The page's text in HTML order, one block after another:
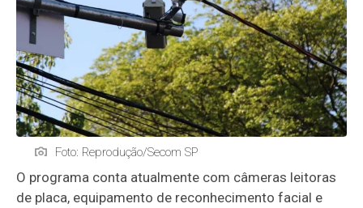
Foto: Reprodução/Secom SP
O programa conta atualmente com câmeras leitoras
de placa, equipamento de reconhecimento facial e